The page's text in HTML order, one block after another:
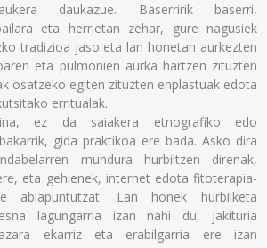
daukazue. Baserririk baserri,
eta herrietan zehar, gure nagusiek
tradizioa jaso eta lan honetan aurkezten
eta pulmonien aurka hartzen zituzten
osatzeko egiten zituzten enplastuak edota
erritualak.
ez da saiakera etnografiko edo
gida praktikoa ere bada. Asko dira
mundura hurbiltzen direnak,
eta gehienek, internet edota fitoterapia-
abiapuntutzat. Lan honek hurbilketa
lagungarria izan nahi du, jakituria
ekarriz eta erabilgarria ere izan